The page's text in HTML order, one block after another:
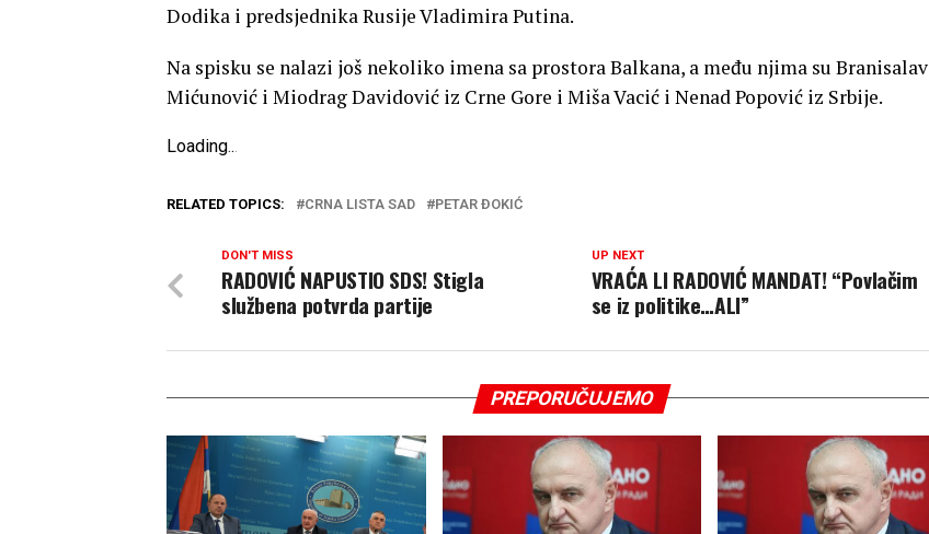
Dodika i predsjednika Rusije Vladimira Putina.
Na spisku se nalazi još nekoliko imena sa prostora Balkana, a među njima su Branisalav
Mićunović i Miodrag Davidović iz Crne Gore i Miša Vacić i Nenad Popović iz Srbije.
Loading..
RELATED TOPICS: CRNA LISTA SAD PETAR ĐOKIĆ
UP NEXT
VRAĆA LI RADOVIĆ MANDAT! “Povlačim
se iz politike…ALI”
DON'T MISS
RADOVIĆ NAPUSTIO SDS! Stigla
službena potvrda partije
PREPORUČUJEMO